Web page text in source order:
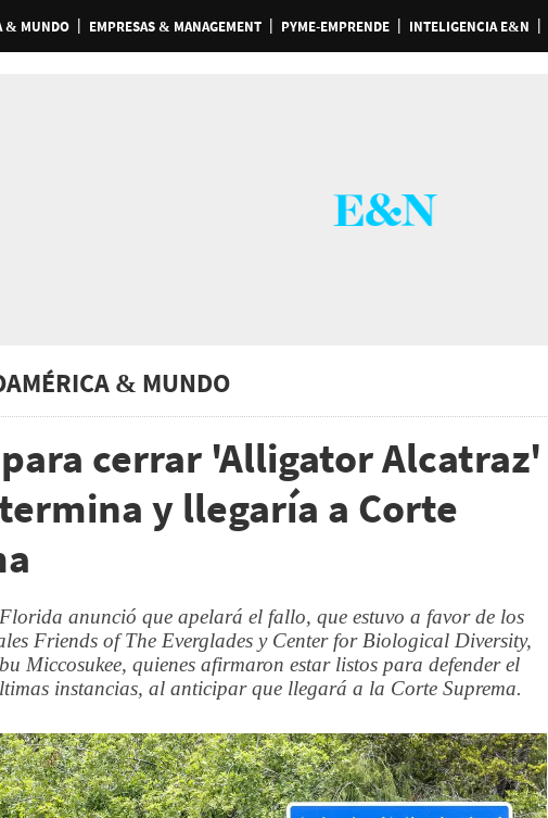
& MUNDO EMPRESAS & MANAGEMENT PYME-EMPRENDE INTELIGENCIA E&N
& MUNDO
cerrar 'Alligator Alcatraz'
y llegaría a Corte
anunció que apelará el fallo, que estuvo a favor de los
Friends of The Everglades y Center for Biological Diversity,
Miccosukee, quienes afirmaron estar listos para defender el
instancias, al anticipar que llegará a la Corte Suprema.